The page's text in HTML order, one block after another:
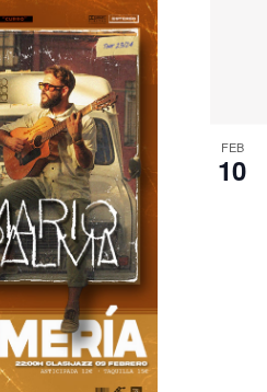
FEB
10